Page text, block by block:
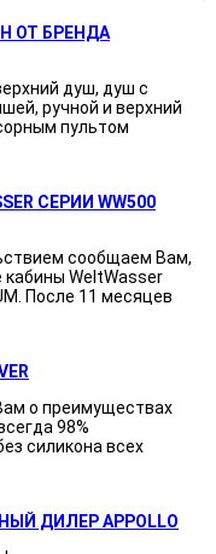
ОТ БРЕНДА
душ, душ с
ручной и верхний
пультом
СЕРИИ WW500
сообщаем Вам,
кабины WeltWasser
После 11 месяцев
о преимуществах
98%
силикона всех
ДИЛЕР APPOLLO